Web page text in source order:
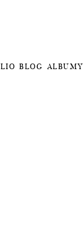
BLOG ALBUMY